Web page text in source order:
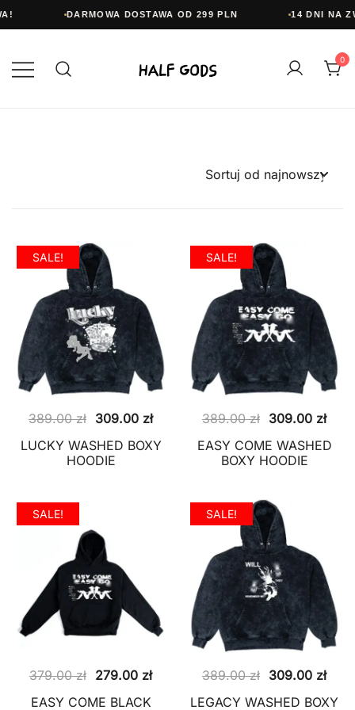
DARMOWA DOSTAWA OD 299 PLN 14 DNI NA
do
treści
0
SALE!
389.00zł Pierwotna
cena
wynosiła:
309.00 złAktualna
cena
LUCKY WASHED BOXY
HOODIE
SALE!
389.00zł Pierwotna
cena
wynosiła:
309.00 zł
cena
EASY COME WASHED
BOXY HOODIE
SALE!
379.00zł Pierwotna
cena
279.00 złAktualna
EASY COME BLACK
SALE!
389.00zł Pierwotna
cena
309.00 zł
cena
LEGACY WASHED BOXY